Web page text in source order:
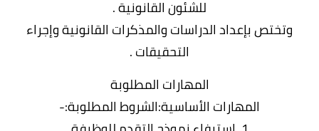
للشئون القانونية .
وتختص بإعداد الدراسات والمذكرات القانونية وإجراء
التحقيقات .
المهارات المطلوبة
المهارات الأساسية:الشروط المطلوبة:-